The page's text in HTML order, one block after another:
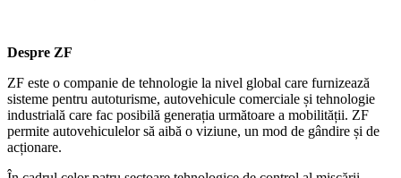
Despre ZF
ZF este o companie de tehnologie la nivel global care furnizează
sisteme pentru autoturisme, autovehicule comerciale și tehnologie
industrială care fac posibilă generația următoare a mobilității. ZF
permite autovehiculelor să aibă o viziune, un mod de gândire și de
acționare.